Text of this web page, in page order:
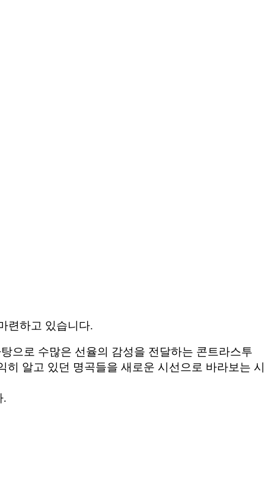
련하고 있습니다.
으로 수많은 선율의 감성을 전달하는 콘트라스투
알고 있던 명곡들을 새로운 시선으로 바라보는 시
.